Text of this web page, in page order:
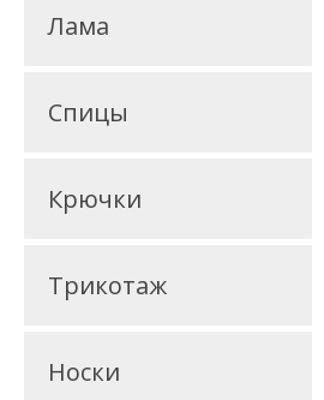
Лама
Спицы
Крючки
Трикотаж
Носки